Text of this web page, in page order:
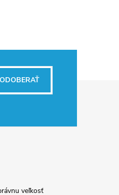
ODOBERAŤ
veľkosť